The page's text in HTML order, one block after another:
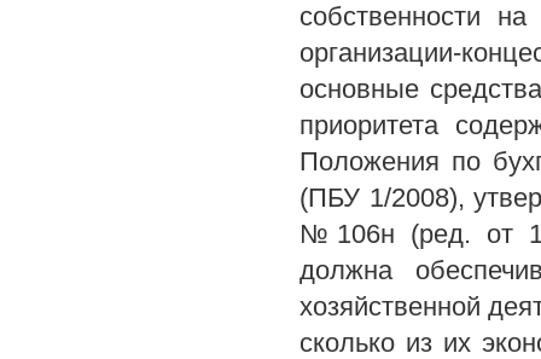
собственности
организации-
основные
приоритета
Положения по
(ПБУ 1/2008),
№106н (ред. от
должна
хозяйственной
сколько из их